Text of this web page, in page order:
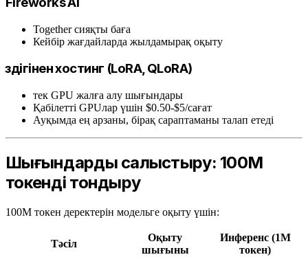
Together сияқты баға
Кейбір жағдайларда жылдамырақ оқыту
Өздігінен хостинг (LoRA, QLoRA)
тек GPU жалға алу шығындары
Қабілетті GPUлар үшін $0.50-$5/сағат
Ауқымда ең арзаны, бірақ сараптаманы талап етеді
Шығындарды салыстыру: 100M
токенді тондыру
100M токен деректерін модельге оқыту үшін:
Тәсіл
Оқыту
шығыны
Инференс (1M
токен)